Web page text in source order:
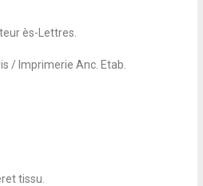
ès-Lettres.
/ Imprimerie Anc. Etab.
tissu.